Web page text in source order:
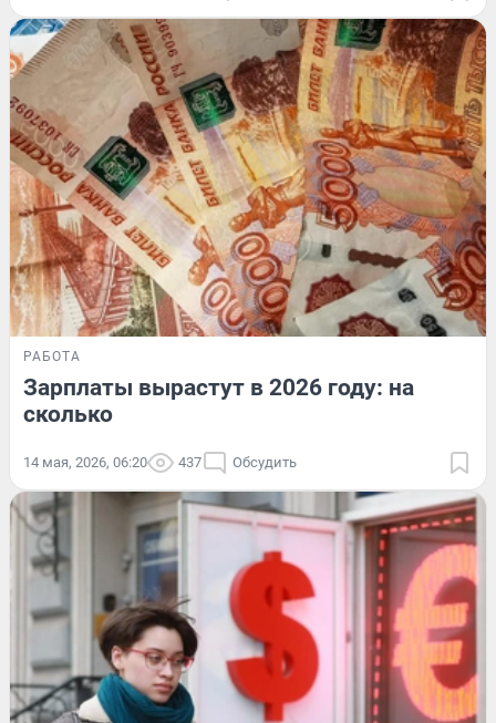
РАБОТА
Зарплаты вырастут в 2026 году: на
сколько
14 мая, 2026, 06:20 437 Обсудить